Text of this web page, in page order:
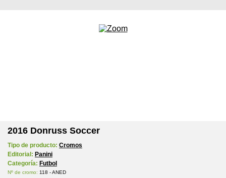
2016 Donruss Soccer
Tipo de producto: Cromos
Editorial: Panini
Categoría: Futbol
Nº de cromo: 118 - ANED